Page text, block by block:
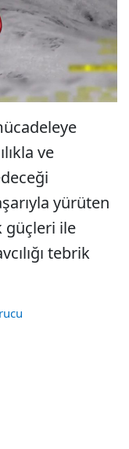
ve
yürüten
güçleri ile
tebrik